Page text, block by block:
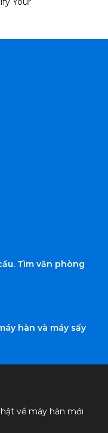
Tìm văn phòng
hàn và máy sấy
về máy hàn mới